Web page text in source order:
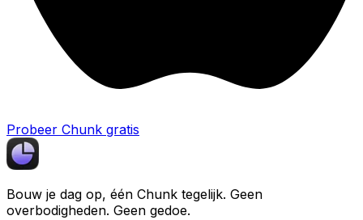
Probeer Chunk gratis
Bouw je dag op, één Chunk tegelijk. Geen
overbodigheden. Geen gedoe.